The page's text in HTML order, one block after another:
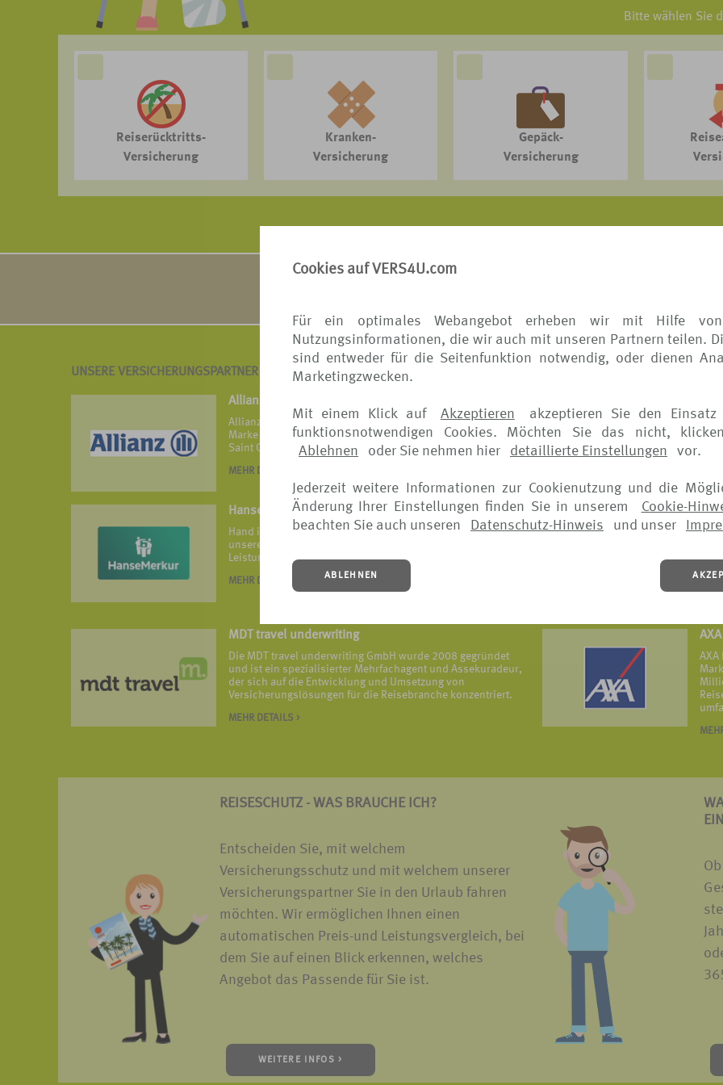
Cookies auf VERS4U.com
Für ein optimales Webangebot erheben wir mit Hilfe von
Nutzungsinformationen, die wir auch mit unseren Partnern teilen.
sind entweder für die Seitenfunktion notwendig, oder dienen
Marketingzwecken.
Mit einem Klick auf Akzeptieren
akzeptieren Sie den
funktionsnotwendigen Cookies. Möchten Sie das nicht,
Ablehnen
oder Sie nehmen hier detaillierte Einstellungen vor.
Jederzeit weitere Informationen zur Cookienutzung und die
Änderung Ihrer Einstellungen finden Sie in unserem
Cookie-
beachten Sie auch unseren
Datenschutz-Hinweis und unser
ABLEHNEN
Bitte wählen Sie
Reiserücktritts-
Versicherung
Kranken-
Versicherung
Gepäck-
Versicherung
VERS[4u] - DAS REISESCHUTZPORTAL der TUI
Ausführliche Informationen (Erstinformation) zu Ihrem Vermittler finden
UNSERE VERSICHERUNGSPARTNER IM ÜBERBLICK
Allianz
Allianz Travel ist die Reiseversicherungs- und Assistance-
Marke von Allianz Partners mit Firmenhauptsitz in Frankreich,
Saint Ouen.
MEHR DETAILS >
Die
in
HanseMerkur Reiseversicherung
Hand in Hand ist HanseMerkur – ein Grundsatz, der sich in
unseren vielfach ausgezeichneten Produkten sowie in allen
Leistungsangeboten widerspiegelt.
MEHR DETAILS >
Die
MDT travel underwriting
Die MDT travel underwriting GmbH wurde 2008 gegründet
und ist ein spezialisierter Mehrfachagent und Assekuradeur,
der sich auf die Entwicklung und Umsetzung von
Versicherungslösungen für die Reisebranche konzentriert.
MEHR DETAILS >
AXA
REISESCHUTZ - WAS BRAUCHE ICH?
Entscheiden Sie, mit welchem
Versicherungsschutz und mit welchem unserer
Versicherungspartner Sie in den Urlaub fahren
möchten. Wir ermöglichen Ihnen einen
automatischen Preis-und Leistungsvergleich, bei
dem Sie auf einen Blick erkennen, welches
Angebot das Passende für Sie ist.
WEITERE INFOS >